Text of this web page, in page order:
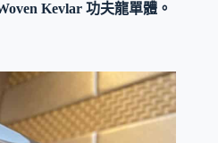
Kevlar 功夫龍單體。